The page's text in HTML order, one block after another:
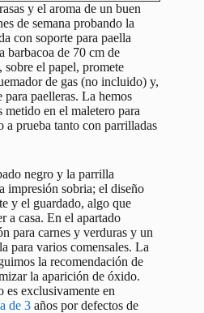
y el aroma de un buen
de semana probando la
con soporte para paella
barbacoa de 70 cm de
el papel, promete
de gas (no incluido) y,
paelleras. La hemos
metido en el maletero para
a prueba tanto con parrilladas
negro y la parrilla
impresión sobria; el diseño
y el guardado, algo que
a casa. En el apartado
para carnes y verduras y un
para varios comensales. La
la recomendación de
la aparición de óxido.
es exclusivamente en
de 3 años por defectos de